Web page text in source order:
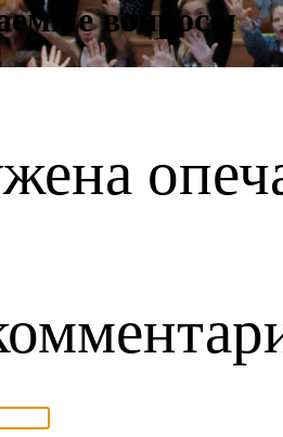
вопросы